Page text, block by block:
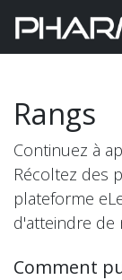
Rangs
Continuez à
Récoltez des
plateforme
d'atteindre de
Comment